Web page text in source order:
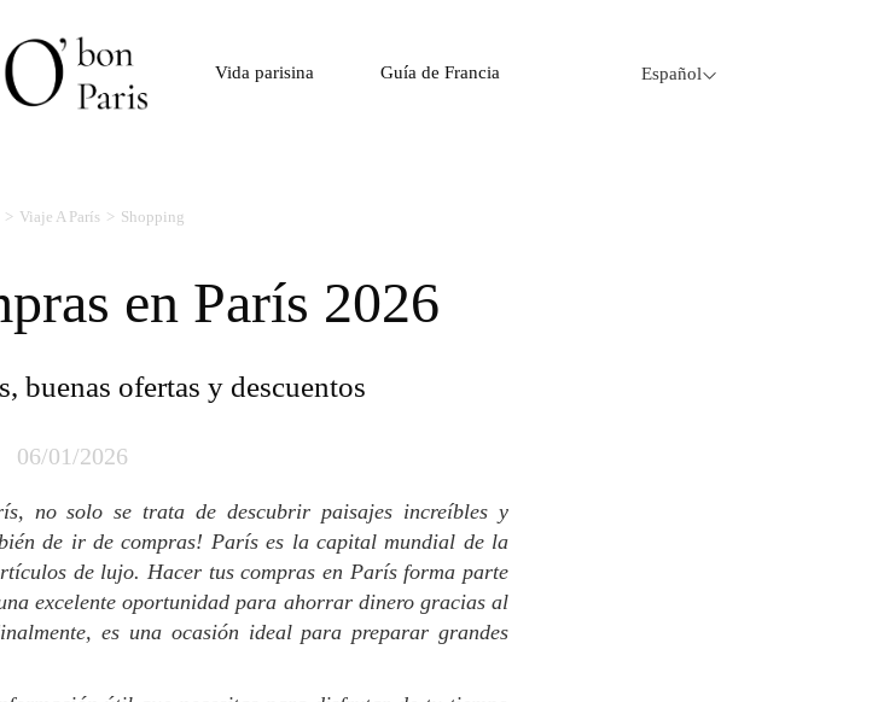
Vida parisina Guía de Francia Español
Viaje A París Shopping
en París 2026
buenas ofertas y descuentos
06/01/2026
de ir de compras! París es la capital mundial de la
de lujo. Hacer tus compras en París forma parte
excelente oportunidad para ahorrar dinero gracias al
es una ocasión ideal para preparar grandes